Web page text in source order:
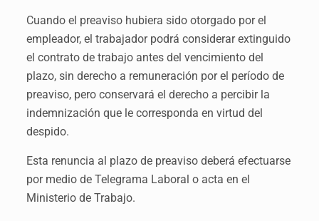
Cuando el preaviso hubiera sido otorgado por el
empleador, el trabajador podrá considerar extinguido
el contrato de trabajo antes del vencimiento del
plazo, sin derecho a remuneración por el período de
preaviso, pero conservará el derecho a percibir la
indemnización que le corresponda en virtud del
despido.
Esta renuncia al plazo de preaviso deberá efectuarse
por medio de Telegrama Laboral o acta en el
Ministerio de Trabajo.